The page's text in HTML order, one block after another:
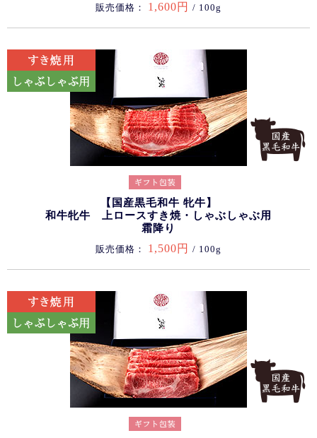
販売価格： 1,600円 / 100g
【国産黒毛和牛 牝牛】
和牛牝牛 上ロースすき焼・しゃぶしゃぶ用
霜降り
販売価格： 1,500円 / 100g